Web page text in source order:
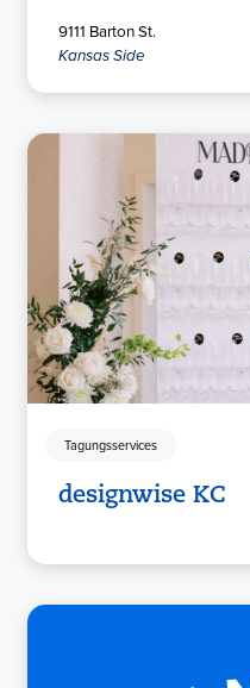
9111 Barton St.
Kansas Side
Tagungsservices
designwise KC